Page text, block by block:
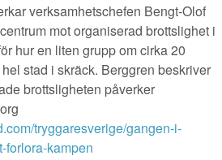
verksamhetschefen Bengt-Olof
mot organiserad brottslighet i
hur en liten grupp om cirka 20
stad i skräck. Berggren beskriver
brottsligheten påverker
tryggaresverige/gangen-i-
forlora-kampen